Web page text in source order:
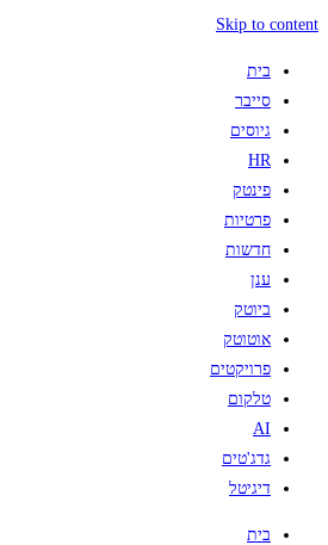
Skip to content
בית
סייבר
גיוסים
HR
פינטק
פרטיות
חדשות
ענן
ביוטק
אוטוטק
פרויקטים
טלקום
AI
גדג'טים
דיגיטל
בית